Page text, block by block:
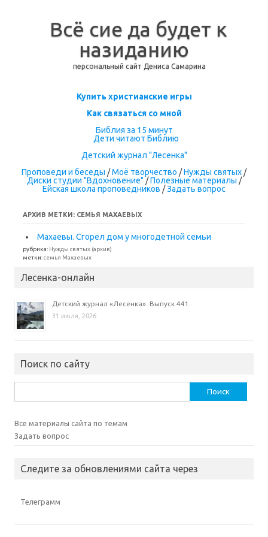
Всё сие да будет к
назиданию
персональный сайт Дениса Самарина
Перейти к содержимому
Купить христианские игры
Как связаться со мной
Библия за 15 минут
Дети читают Библию
Детский журнал "Лесенка"
Проповеди и беседы /Моё творчество /Нужды святых /
Диски студии "Вдохновение" /Полезные материалы /
Ейская школа проповедников /Задать вопрос
АРХИВ МЕТКИ: СЕМЬЯ МАХАЕВЫХ
Махаевы. Сгорел дом у многодетной семьи
рубрика: Нужды святых (архив)
метки:семья Махаевых
Лесенка-онлайн
Детский журнал «Лесенка». Выпуск 441.
31 июля, 2026
Поиск по сайту
Все материалы сайта по темам
Задать вопрос
Следите за обновлениями сайта через
Телеграмм